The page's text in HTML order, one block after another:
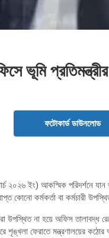
ভূমি
ফটোকার্ড ডাউনলোড
২০২৬ ইং) আকস্মিক পরিদর্শনে
কোনো কর্মকর্তা বা কর্মচারী
উপস্থিত না হয়ে অফিস তালাবদ্ধ
শৃঙ্খলা ফেরাতে মন্ত্রণালয়ের কঠোর